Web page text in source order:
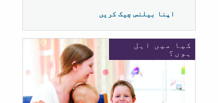
اپنا بیلنس چیک کریں
کیا میں اہل
ہوں؟